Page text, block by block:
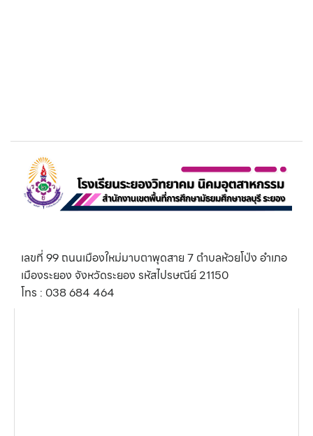
เลขที่ 99 ถนนเมืองใหม่มาบตาพุดสาย 7 ตำบลห้วยโป่ง อำเภอ
เมืองระยอง จังหวัดระยอง รหัสไปรษณีย์ 21150
โทร : 038 684 464